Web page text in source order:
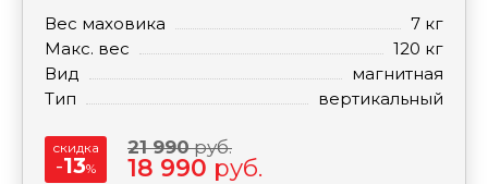
Вес маховика
7 кг
Макс. вес
120 кг
Вид
магнитная
Тип
вертикальный
скидка
-13%
21 990руб.
18 990 руб.